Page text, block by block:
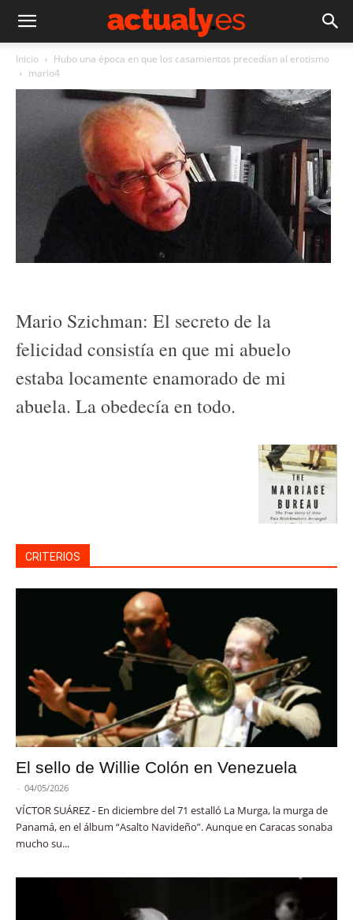
Inicio
Hubo una época en que los casamientos precedían al erotismo
mario4
Mario Szichman: El secreto de la
felicidad consistía en que mi abuelo
estaba locamente enamorado de mi
abuela. La obedecía en todo.
CRITERIOS
El sello de Willie Colón en Venezuela
- 04/05/2026
VÍCTOR SUÁREZ - En diciembre del 71 estalló La Murga, la murga de
Panamá, en el álbum “Asalto Navideño”. Aunque en Caracas sonaba
mucho su...